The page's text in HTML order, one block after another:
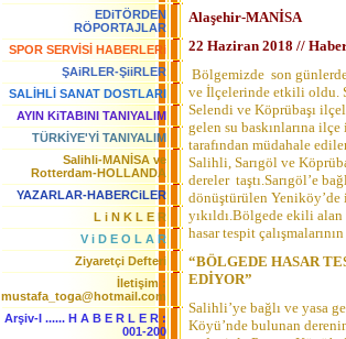
EDiTÖRDEN
RÖPORTAJLAR
SPOR SERVİSİ HABERLERi
ŞAiRLER-ŞiiRLER
SALİHLİ SANAT DOSTLARI
AYIN KiTABINI TANIYALIM
TÜRKİYE'Yİ TANIYALIM
Salihli-MANİSA ve
Rotterdam-HOLLANDA
YAZARLAR-HABERCiLER
L i N K L E R
V i D E O L A R
Ziyaretçi Defteri
İletişim :
mustafa_toga@hotmail.com
Arşiv-I ...... H A B E R L E R :
001-200
Alaşehir-MANİSA
22 Haziran 2018 //
Bölgemizde son günlerde
ve İlçelerinde etkili oldu.
Selendi ve Köprübaşı
gelen su baskınlarına
tarafından müdahale
Salihli, Sarıgöl ve
dereler taştı.Sarıgöl’e
dönüştürülen Yeniköy’de
yıkıldı.Bölgede ekili alan
hasar tespit
“BÖLGEDE HASAR
EDİYOR”
Salihli’ye bağlı ve yasa
Köyü’nde bulunan